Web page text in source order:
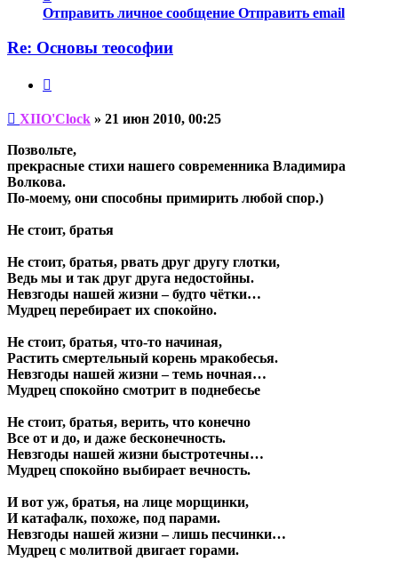
информация
пользователя
Отправить личное сообщение Отправить email
Re: Основы теософии
Непрочитанное
XIIO'Clock » 21 июн 2010, 00:25
Позвольте,
прекрасные стихи нашего современника Владимира
Волкова.
По-моему, они способны примирить любой спор.)
Не стоит, братья
Не стоит, братья, рвать друг другу глотки,
Ведь мы и так друг друга недостойны.
Невзгоды нашей жизни – будто чётки…
Мудрец перебирает их спокойно.
Не стоит, братья, что-то начиная,
Растить смертельный корень мракобесья.
Невзгоды нашей жизни – темь ночная…
Мудрец спокойно смотрит в поднебесье
Не стоит, братья, верить, что конечно
Все от и до, и даже бесконечность.
Невзгоды нашей жизни быстротечны…
Мудрец спокойно выбирает вечность.
И вот уж, братья, на лице морщинки,
И катафалк, похоже, под парами.
Невзгоды нашей жизни – лишь песчинки…
Мудрец с молитвой двигает горами.